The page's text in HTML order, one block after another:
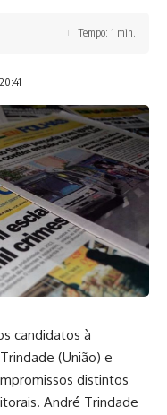
Tempo: 1 min.
candidatos à
(União) e
distintos
André Trindade